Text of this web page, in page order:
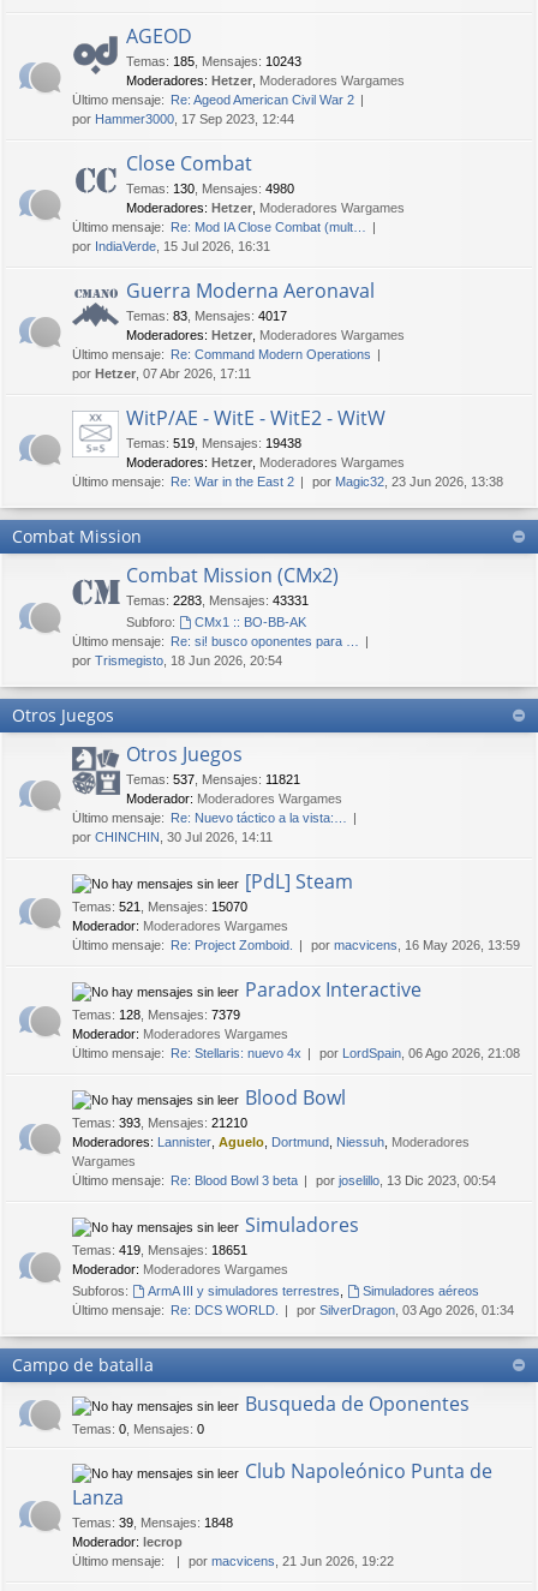
AGEOD
Temas: 185 Mensajes: 10243
Moderadores: Hetzer Moderadores Wargames
Último mensaje: Re: Ageod American Civil War 2
por Hammer3000 , 17 Sep 2023, 12:44
Close Combat
Temas: 130 Mensajes: 4980
Moderadores: Hetzer Moderadores Wargames
Último mensaje: Re: Mod IA Close Combat (mult…
por IndiaVerde , 15 Jul 2026, 16:31
Guerra Moderna Aeronaval
Temas: 83 Mensajes: 4017
Moderadores: Hetzer Moderadores Wargames
Último mensaje: Re: Command Modern Operations
por Hetzer , 07 Abr 2026, 17:11
WitP/AE - WitE - WitE2 - WitW
Temas: 519 Mensajes: 19438
Moderadores: Hetzer Moderadores Wargames
Último mensaje: Re: War in the East 2 por Magic32 , 23 Jun 2026, 13:38
Combat Mission
Combat Mission (CMx2)
Temas: 2283 Mensajes: 43331
Subforo:
CMx1 :: BO-BB-AK
Último mensaje: Re: si! busco oponentes para …
por Trismegisto , 18 Jun 2026, 20:54
Otros Juegos
Otros Juegos
Temas: 537 Mensajes: 11821
Moderador: Moderadores Wargames
Último mensaje: Re: Nuevo táctico a la vista:…
por CHINCHIN , 30 Jul 2026, 14:11
[PdL] Steam
Temas: 521 Mensajes: 15070
Moderador: Moderadores Wargames
Último mensaje: Re: Project Zomboid. por macvicens , 16 May 2026, 13:59
Paradox Interactive
Temas: 128 Mensajes: 7379
Moderador: Moderadores Wargames
Último mensaje: Re: Stellaris: nuevo 4x por LordSpain , 06 Ago 2026, 21:08
Blood Bowl
Temas: 393 Mensajes: 21210
Moderadores: Lannister Aguelo Dortmund Niessuh Moderadores
Wargames
Último mensaje: Re: Blood Bowl 3 beta por joselillo , 13 Dic 2023, 00:54
Simuladores
Temas: 419 Mensajes: 18651
Moderador: Moderadores Wargames
Subforos:
ArmA III y simuladores terrestres
Simuladores aéreos
Último mensaje: Re: DCS WORLD. por SilverDragon , 03 Ago 2026, 01:34
Campo de batalla
Busqueda de Oponentes
Temas: 0 Mensajes: 0
Club Napoleónico Punta de
Lanza
Temas: 39 Mensajes: 1848
Moderador: lecrop
Último mensaje:
por macvicens , 21 Jun 2026, 19:22